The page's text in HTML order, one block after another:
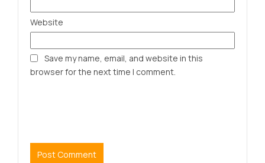
Website
Save my name, email, and website in this
browser for the next time I comment.